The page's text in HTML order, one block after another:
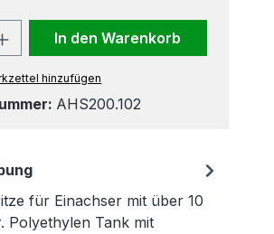
Anzahl: Gib den
In den Warenkorb
hinzufügen
AHS200.102
für Einachser mit über 10
Polyethylen Tank mit